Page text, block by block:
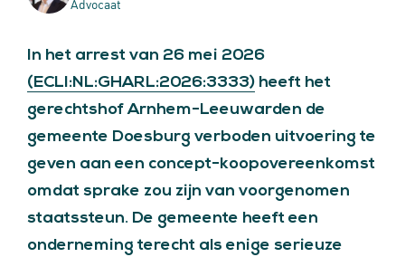
In het arrest van 26 mei 2026
(ECLI:NL:GHARL:2026:3333) heeft het
gerechtshof Arnhem-Leeuwarden de
gemeente Doesburg verboden uitvoering te
geven aan een concept-koopovereenkomst
omdat sprake zou zijn van voorgenomen
staatssteun. De gemeente heeft een
onderneming terecht als enige serieuze